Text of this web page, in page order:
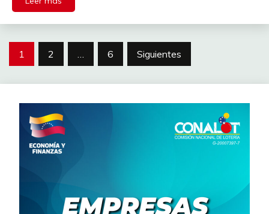
1 2 … 6 Siguientes